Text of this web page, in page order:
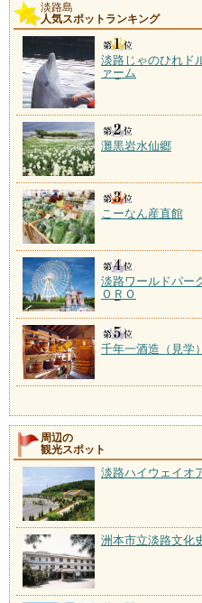
東浦花の湯
施設数：1軒
平成13年に開湯し
ク」が湯元。併設
淡路島
人気スポットランキング
淡路じゃのひれド
ァーム
灘黒岩水仙郷
こーなん産直館
淡路ワールドパー
ＯＲＯ
千年一酒造（見学）
周辺の
観光スポット
淡路ハイウェイオ
洲本市立淡路文化